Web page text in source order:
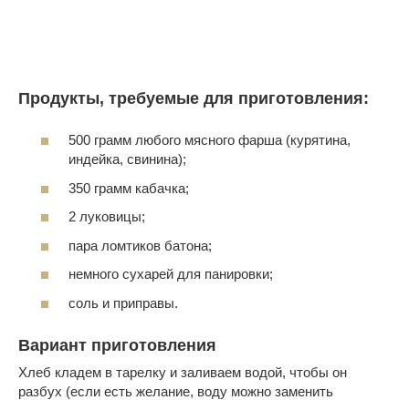
Продукты, требуемые для приготовления:
500 грамм любого мясного фарша (курятина,
индейка, свинина);
350 грамм кабачка;
2 луковицы;
пара ломтиков батона;
немного сухарей для панировки;
соль и приправы.
Вариант приготовления
Хлеб кладем в тарелку и заливаем водой, чтобы он
разбух (если есть желание, воду можно заменить